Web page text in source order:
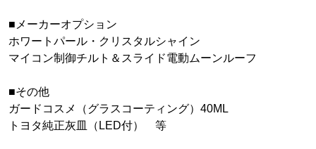
■メーカーオプション
ホワートパール・クリスタルシャイン
マイコン制御チルト＆スライド電動ムーンルーフ
■その他
ガードコスメ（グラスコーティング）40ML
トヨタ純正灰皿（LED付） 等